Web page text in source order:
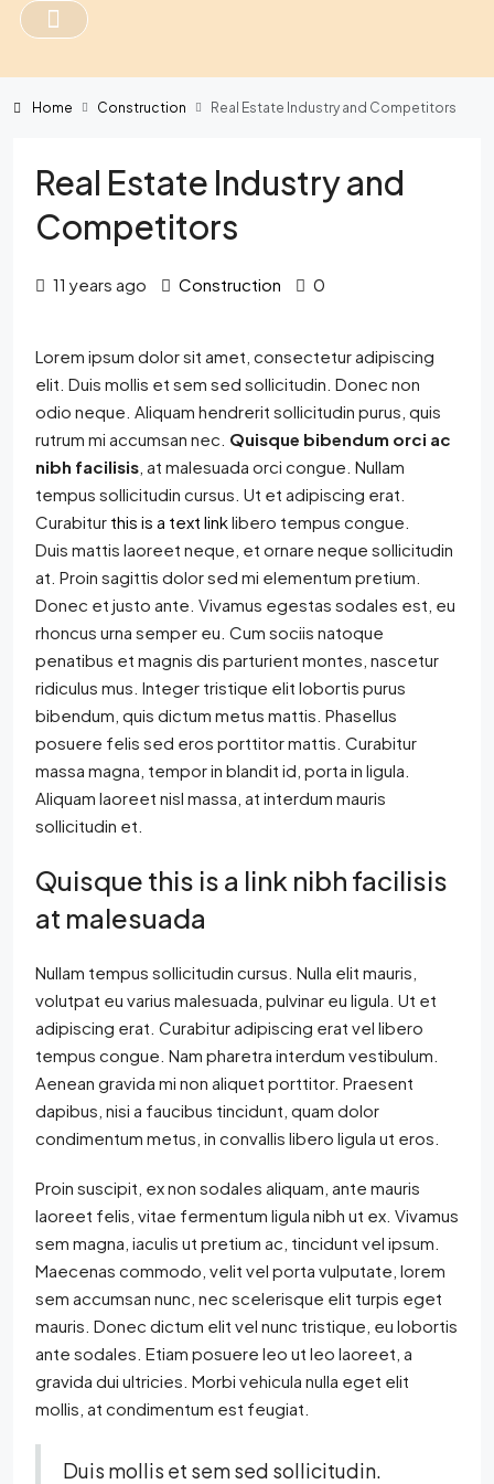
Home Construction Real Estate Industry and Competitors
Real Estate Industry and
Competitors
11 years ago Construction 0
Lorem ipsum dolor sit amet, consectetur adipiscing
elit. Duis mollis et sem sed sollicitudin. Donec non
odio neque. Aliquam hendrerit sollicitudin purus, quis
rutrum mi accumsan nec. Quisque bibendum orci ac
nibh facilisis , at malesuada orci congue. Nullam
tempus sollicitudin cursus. Ut et adipiscing erat.
Curabitur this is a text linklibero tempus congue.
Duis mattis laoreet neque, et ornare neque sollicitudin
at. Proin sagittis dolor sed mi elementum pretium.
Donec et justo ante. Vivamus egestas sodales est, eu
rhoncus urna semper eu. Cum sociis natoque
penatibus et magnis dis parturient montes, nascetur
ridiculus mus. Integer tristique elit lobortis purus
bibendum, quis dictum metus mattis. Phasellus
posuere felis sed eros porttitor mattis. Curabitur
massa magna, tempor in blandit id, porta in ligula.
Aliquam laoreet nisl massa, at interdum mauris
sollicitudin et.
Quisque this is a link nibh facilisis
at malesuada
Nullam tempus sollicitudin cursus. Nulla elit mauris,
volutpat eu varius malesuada, pulvinar eu ligula. Ut et
adipiscing erat. Curabitur adipiscing erat vel libero
tempus congue. Nam pharetra interdum vestibulum.
Aenean gravida mi non aliquet porttitor. Praesent
dapibus, nisi a faucibus tincidunt, quam dolor
condimentum metus, in convallis libero ligula ut eros.
Proin suscipit, ex non sodales aliquam, ante mauris
laoreet felis, vitae fermentum ligula nibh ut ex. Vivamus
sem magna, iaculis ut pretium ac, tincidunt vel ipsum.
Maecenas commodo, velit vel porta vulputate, lorem
sem accumsan nunc, nec scelerisque elit turpis eget
mauris. Donec dictum elit vel nunc tristique, eu lobortis
ante sodales. Etiam posuere leo ut leo laoreet, a
gravida dui ultricies. Morbi vehicula nulla eget elit
mollis, at condimentum est feugiat.
Duis mollis et sem sed sollicitudin.